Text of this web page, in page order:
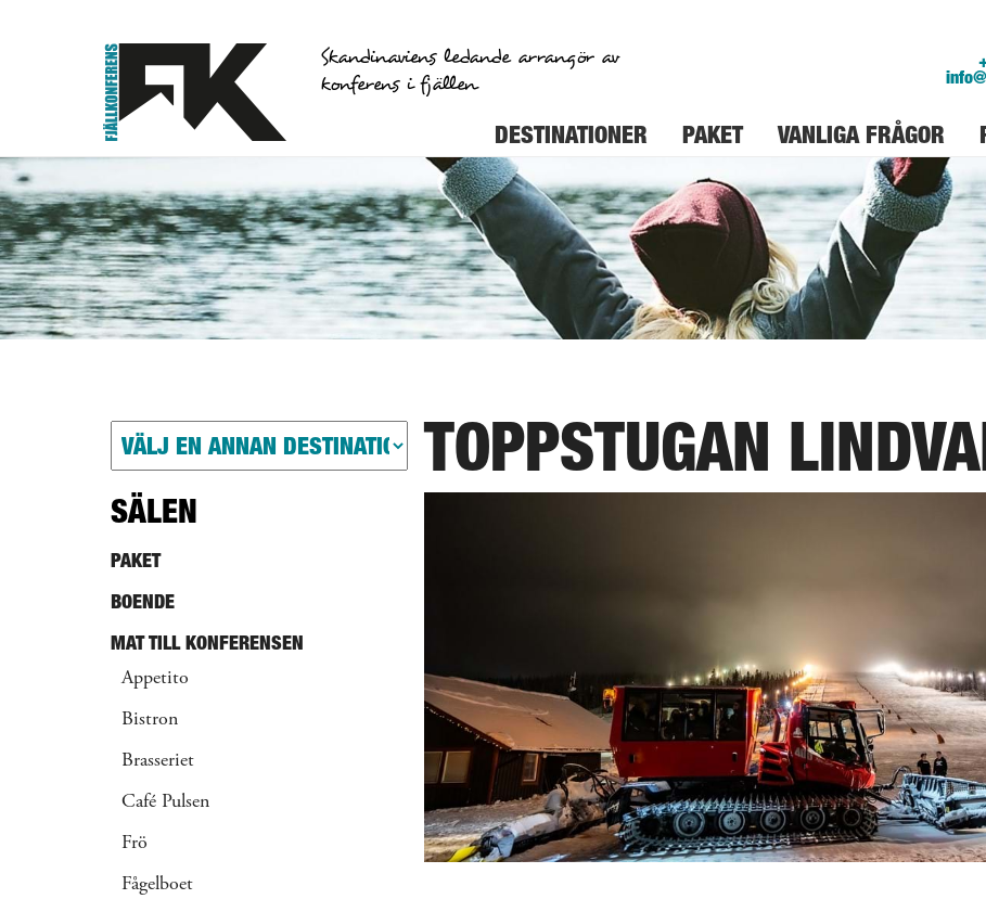
Skandinaviens ledande arrangör av
konferens i fjällen
DESTINATIONER PAKET VANLIGA FRÅGOR
TOPPSTUGAN
SÄLEN
PAKET
BOENDE
MAT TILL KONFERENSEN
Appetito
Bistron
Brasseriet
Café Pulsen
Frö
Fågelboet